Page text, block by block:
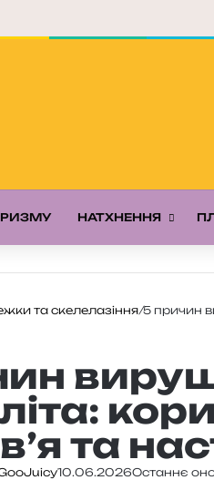
НАТХНЕННЯ
та скелелазіння/5 причин
та
10.06.2026Останнє